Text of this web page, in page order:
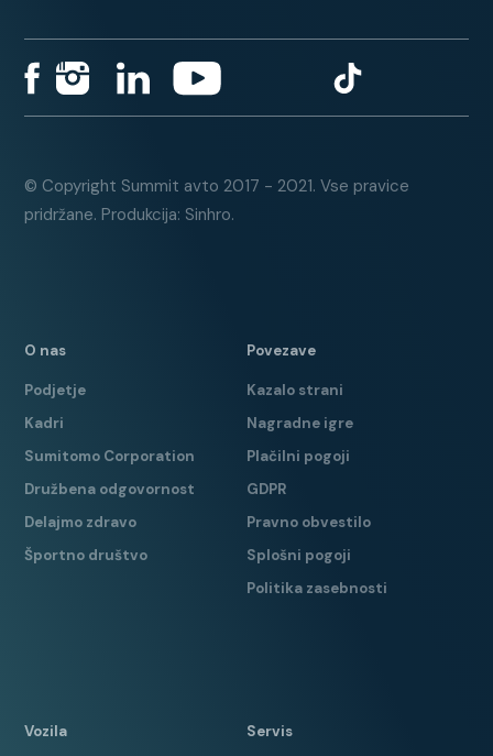
© Copyright Summit avto 2017 - 2021. Vse pravice
pridržane. Produkcija: Sinhro.
O nas
Podjetje
Kadri
Sumitomo Corporation
Družbena odgovornost
Delajmo zdravo
Športno društvo
Povezave
Kazalo strani
Nagradne igre
Plačilni pogoji
GDPR
Pravno obvestilo
Splošni pogoji
Politika zasebnosti
Vozila Servis